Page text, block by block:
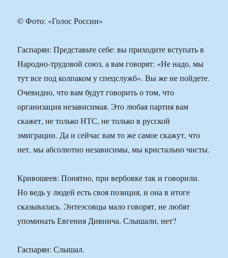
© Фото: «Голос России»
Гаспарян: Представьте себе: вы приходите вступать в
Народно-трудовой союз, а вам говорят: «Не надо, мы
тут все под колпаком у спецслужб». Вы же не пойдете.
Очевидно, что вам будут говорить о том, что
организация независимая. Это любая партия вам
скажет, не только НТС, не только в русской
эмиграции. Да и сейчас вам то же самое скажут, что
нет, мы абсолютно независимы, мы кристально чисты.
Кривошеев: Понятно, при вербовке так и говорили.
Но ведь у людей есть своя позиция, и она в итоге
сказывалась. Энтеэсовцы мало говорят, не любят
упоминать Евгения Дивнича. Слышали, нет?
Гаспарян: Слышал.